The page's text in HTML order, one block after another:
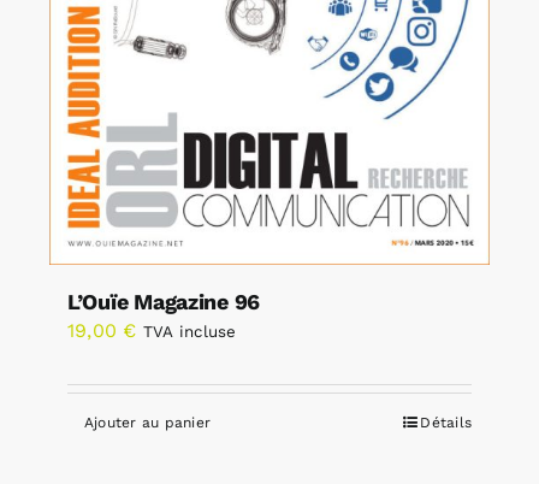
L’Ouïe Magazine 96
19,00 € TVA incluse
Ajouter au panier Détails